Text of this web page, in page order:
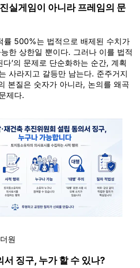
실게임이 아니라 프레임의 문
률 500%는 법적으로 배제된 수치가
한 상한일 뿐이다. 그러나 이를 법적
다’의 문제로 단순화하는 순간, 계획
사라지고 갈등만 남는다. 준주거지
본질은 숫자가 아니라, 논의를 왜곡
제다.
더원
서 징구, 누가 할 수 있나?